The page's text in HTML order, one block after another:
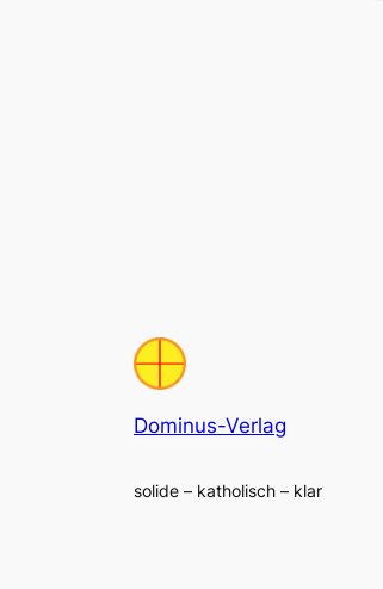
Dominus-Verlag
solide – katholisch – klar